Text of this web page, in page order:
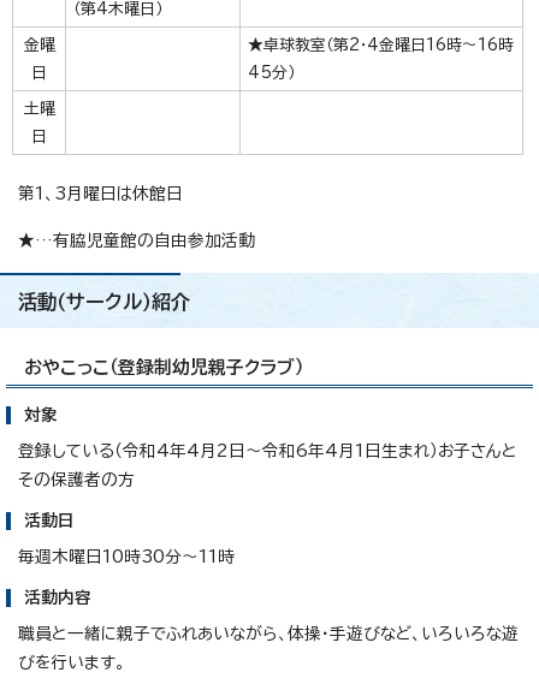
（第4木曜日）
金曜
日
★卓球教室（第2・4金曜日16時～16時
45分）
土曜
日
第1、3月曜日は休館日
★…有脇児童館の自由参加活動
活動（サークル）紹介
おやこっこ（登録制幼児親子クラブ）
対象
登録している（令和4年4月2日～令和6年4月1日生まれ）お子さんと
その保護者の方
活動日
毎週木曜日10時30分～11時
活動内容
職員と一緒に親子でふれあいながら、体操・手遊びなど、いろいろな遊
びを行います。